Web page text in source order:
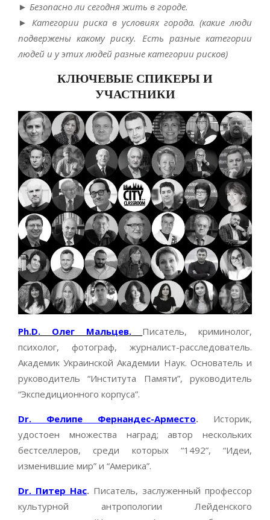
► Безопасно ли сегодня жить в городе.
► Категории риска в условиях города.(какие люди
подвержены какому риску. Есть разные категории
людей и у этих людей разные категории рисков)
КЛЮЧЕВЫЕ СПИКЕРЫ И
УЧАСТНИКИ
Ph.D. Олег Мальцев.
Писатель, криминолог,
психолог, фотограф, журналист-расследователь.
Академик Украинской Академии Наук. Основатель и
руководитель “Института Памяти”, руководитель
“Экспедиционного корпуса”.
Dr. Фелипе Фернандес-Арместо. Историк,
удостоен множества наград; автор нескольких
бестселлеров, среди которых “1492”, “Идеи,
изменившие мир” и “Америка”.
Dr. Питер Нас. Писатель, заслуженный профессор
культурной антропологии Лейденского